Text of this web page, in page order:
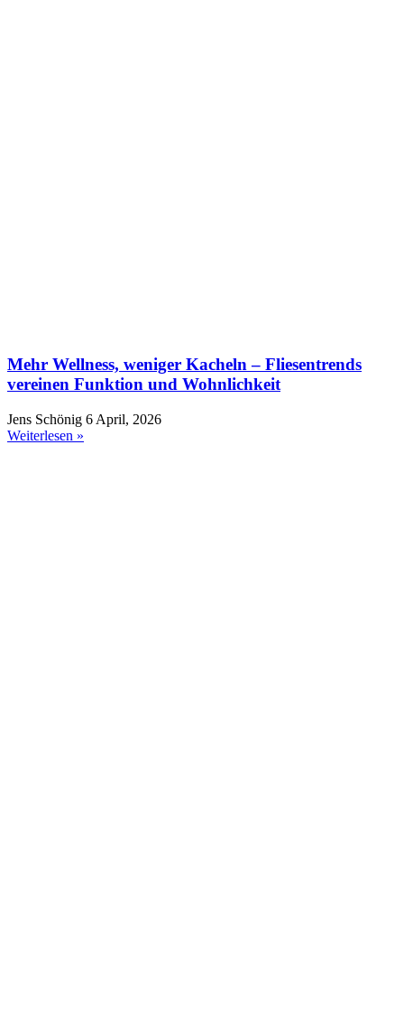
Mehr Wellness, weniger Kacheln – Fliesentrends
vereinen Funktion und Wohnlichkeit
Jens Schönig 6 April, 2026
Weiterlesen »